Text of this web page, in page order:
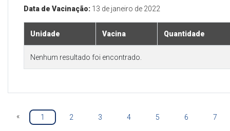
Data de Vacinação: 13 de janeiro de 2022
Unidade Vacina Quantidade
Nenhum resultado foi encontrado.
« 1 2 3 4 5 6 7